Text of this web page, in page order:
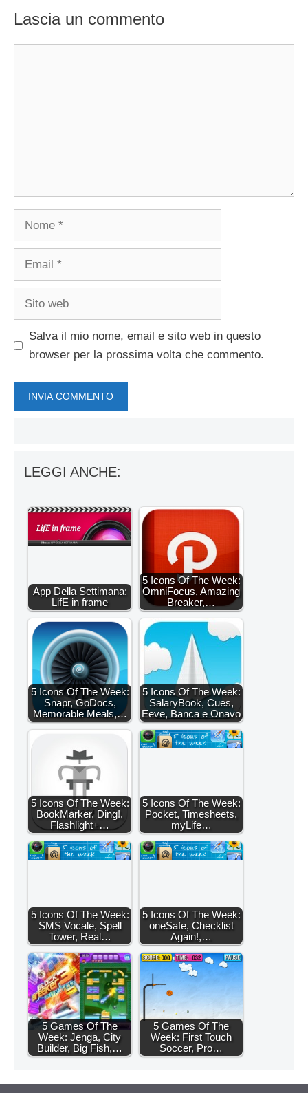
Lascia un commento
Nome
Email
Sito
Salva il mio nome, email e sito web in questo
browser per la prossima volta che commento.
LEGGI ANCHE:
App Della Settimana:
LifE in frame
5 Icons Of The Week:
OmniFocus, Amazing
Breaker,…
5 Icons Of The Week:
Snapr, GoDocs,
Memorable Meals,…
5 Icons Of The Week:
SalaryBook, Cues,
Eeve, Banca e Onavo
5 Icons Of The Week:
BookMarker, Ding!,
Flashlight+…
5 Icons Of The Week:
Pocket, Timesheets,
myLife…
5 Icons Of The Week:
SMS Vocale, Spell
Tower, Real…
5 Icons Of The Week:
oneSafe, Checklist
Again!,…
5 Games Of The
Week: Jenga, City
Builder, Big Fish,…
5 Games Of The
Week: First Touch
Soccer, Pro…